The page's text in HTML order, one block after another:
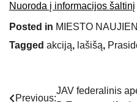
Nuoroda į informacijos šaltinį
Posted in MIESTO
Tagged akciją, lašišą,
Navigacija
Previous:
JAV federalinis